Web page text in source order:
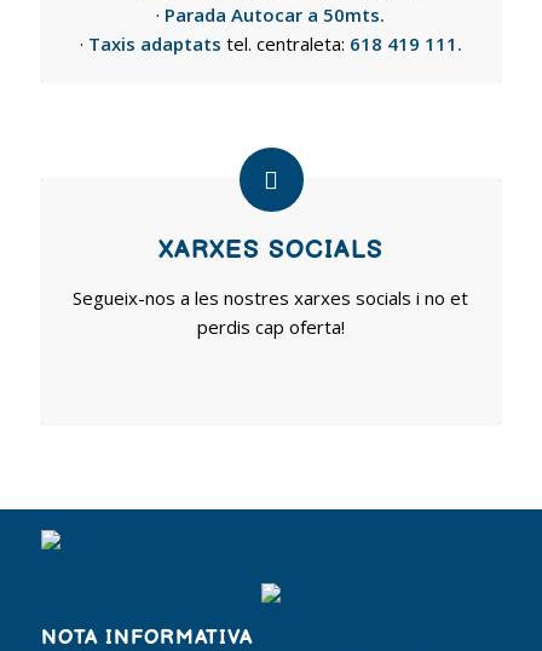
· Parada Autocar a 50mts.
· Taxis adaptats tel. centraleta: 618 419 111.
XARXES SOCIALS
Segueix-nos a les nostres xarxes socials i no et
perdis cap oferta!
NOTA INFORMATIVA